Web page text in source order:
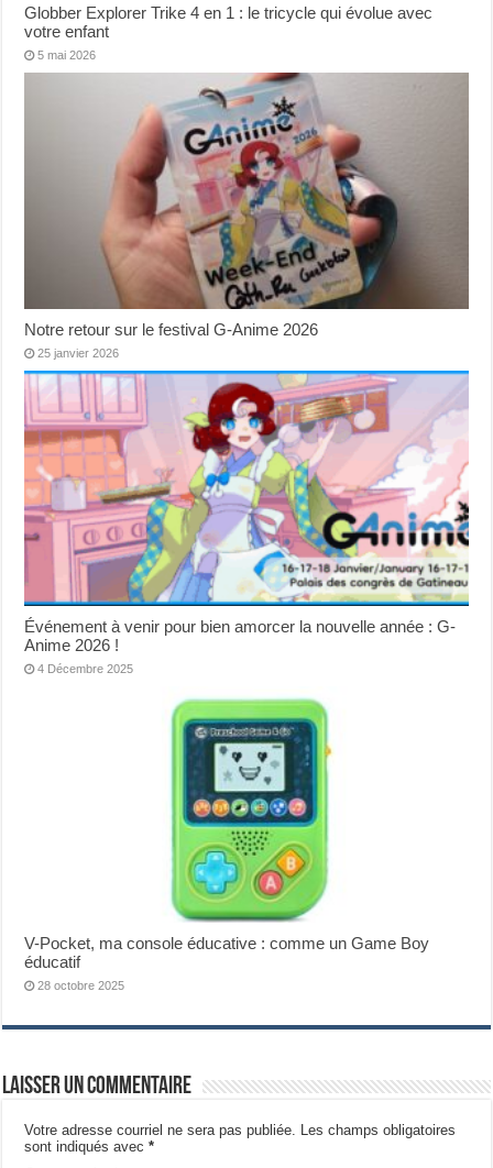
Globber Explorer Trike 4 en 1 : le tricycle qui évolue avec
votre enfant
5 mai 2026
Notre retour sur le festival G-Anime 2026
25 janvier 2026
Événement à venir pour bien amorcer la nouvelle année : G-
Anime 2026 !
4 Décembre 2025
V-Pocket, ma console éducative : comme un Game Boy
éducatif
28 octobre 2025
Laisser un commentaire
Votre adresse courriel ne sera pas publiée. Les champs obligatoires
sont indiqués avec*